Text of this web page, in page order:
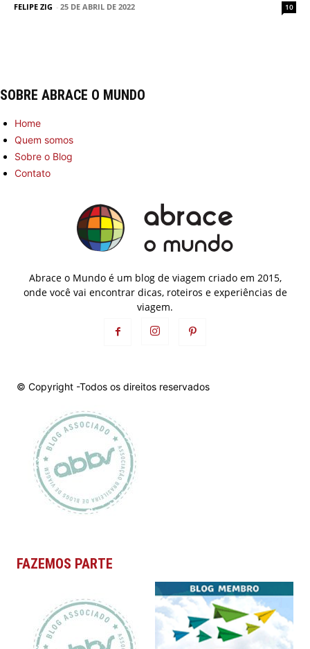
FELIPE ZIG - 25 DE ABRIL DE 2022 10
SOBRE ABRACE O MUNDO
Home
Quem somos
Sobre o Blog
Contato
Abrace o Mundo é um blog de viagem criado em 2015,
onde você vai encontrar dicas, roteiros e experiências de
viagem.
© Copyright -Todos os direitos reservados
FAZEMOS PARTE